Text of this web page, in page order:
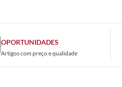
OPORTUNIDADES
Artigos com preço e qualidade